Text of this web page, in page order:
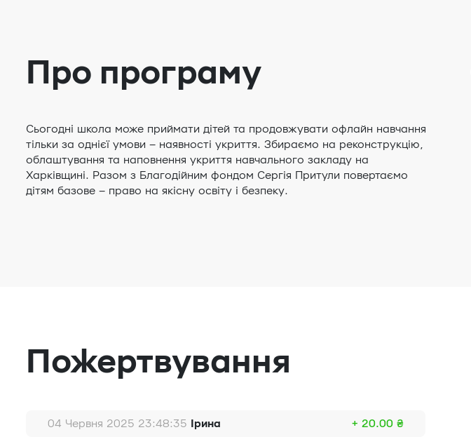
Про програму
Сьогодні школа може приймати дітей та продовжувати офлайн навчання
тільки за однієї умови – наявності укриття. Збираємо на реконструкцію,
облаштування та наповнення укриття навчального закладу на
Харківщині. Разом з Благодійним фондом Сергія Притули повертаємо
дітям базове – право на якісну освіту і безпеку.
Пожертвування
04 Червня 2025 23:48:35 Ірина + 20.00 ₴